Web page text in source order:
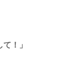
！」